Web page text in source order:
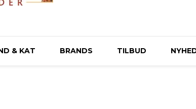
& KAT BRANDS TILBUD